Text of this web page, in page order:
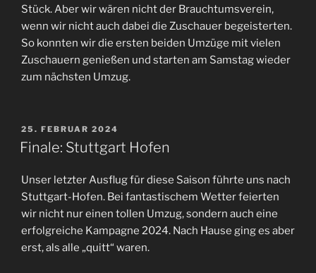
Stück. Aber wir wären nicht der Brauchtumsverein,
wenn wir nicht auch dabei die Zuschauer begeisterten.
So konnten wir die ersten beiden Umzüge mit vielen
Zuschauern genießen und starten am Samstag wieder
zum nächsten Umzug.
VERÖFFENTLICHT
AM
25. FEBRUAR 2024
Finale: Stuttgart Hofen
Unser letzter Ausflug für diese Saison führte uns nach
Stuttgart-Hofen. Bei fantastischem Wetter feierten
wir nicht nur einen tollen Umzug, sondern auch eine
erfolgreiche Kampagne 2024. Nach Hause ging es aber
erst, als alle „quitt“ waren.